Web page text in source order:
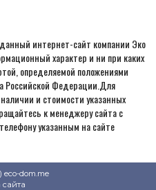
интернет-сайт компании Эко
характер и ни при каких
определяемой положениями
Российской Федерации.Для
и стоимости указанных
к менеджеру сайта с
указанным на сайте
eco-dom.me
сайта